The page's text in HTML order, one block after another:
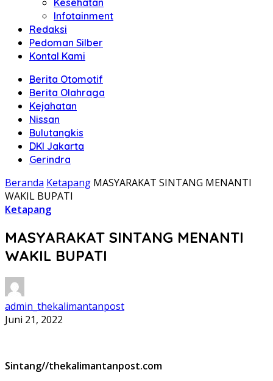
Kesehatan
Infotainment
Redaksi
Pedoman Silber
Kontal Kami
Berita Otomotif
Berita Olahraga
Kejahatan
Nissan
Bulutangkis
DKI Jakarta
Gerindra
Beranda Ketapang MASYARAKAT SINTANG MENANTI
WAKIL BUPATI
Ketapang
MASYARAKAT SINTANG MENANTI
WAKIL BUPATI
admin_thekalimantanpost
Juni 21, 2022
Sintang//thekalimantanpost.com